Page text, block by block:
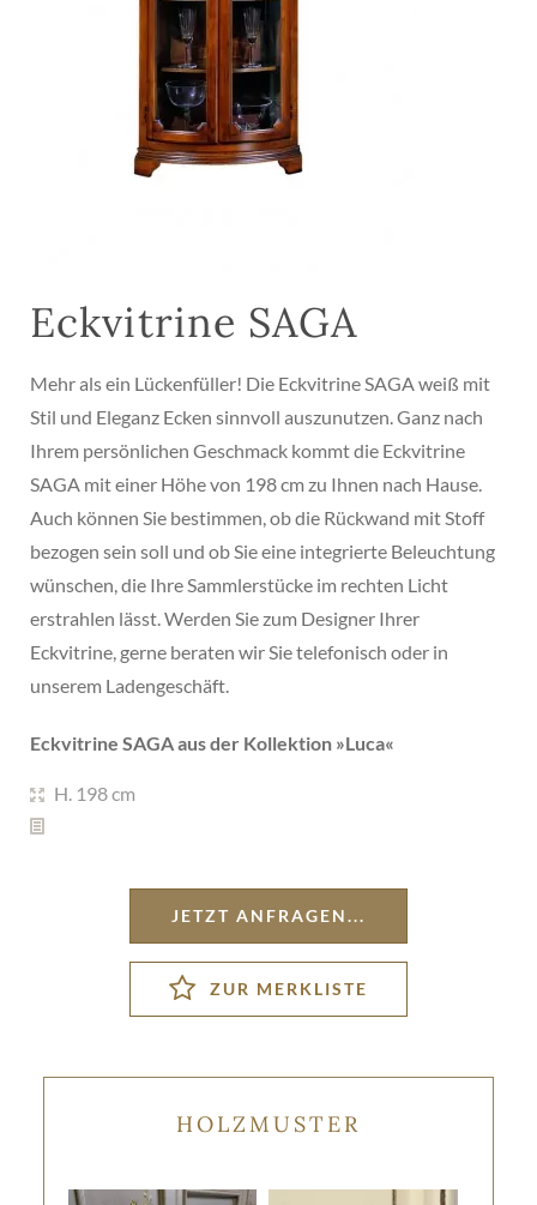
Eckvitrine SAGA
Mehr als ein Lückenfüller! Die Eckvitrine SAGA weiß mit
Stil und Eleganz Ecken sinnvoll auszunutzen. Ganz nach
Ihrem persönlichen Geschmack kommt die Eckvitrine
SAGA mit einer Höhe von 198 cm zu Ihnen nach Hause.
Auch können Sie bestimmen, ob die Rückwand mit Stoff
bezogen sein soll und ob Sie eine integrierte Beleuchtung
wünschen, die Ihre Sammlerstücke im rechten Licht
erstrahlen lässt. Werden Sie zum Designer Ihrer
Eckvitrine, gerne beraten wir Sie telefonisch oder in
unserem Ladengeschäft.
Eckvitrine SAGA aus der Kollektion »Luca«
H. 198 cm
JETZT ANFRAGEN...
HOLZMUSTER